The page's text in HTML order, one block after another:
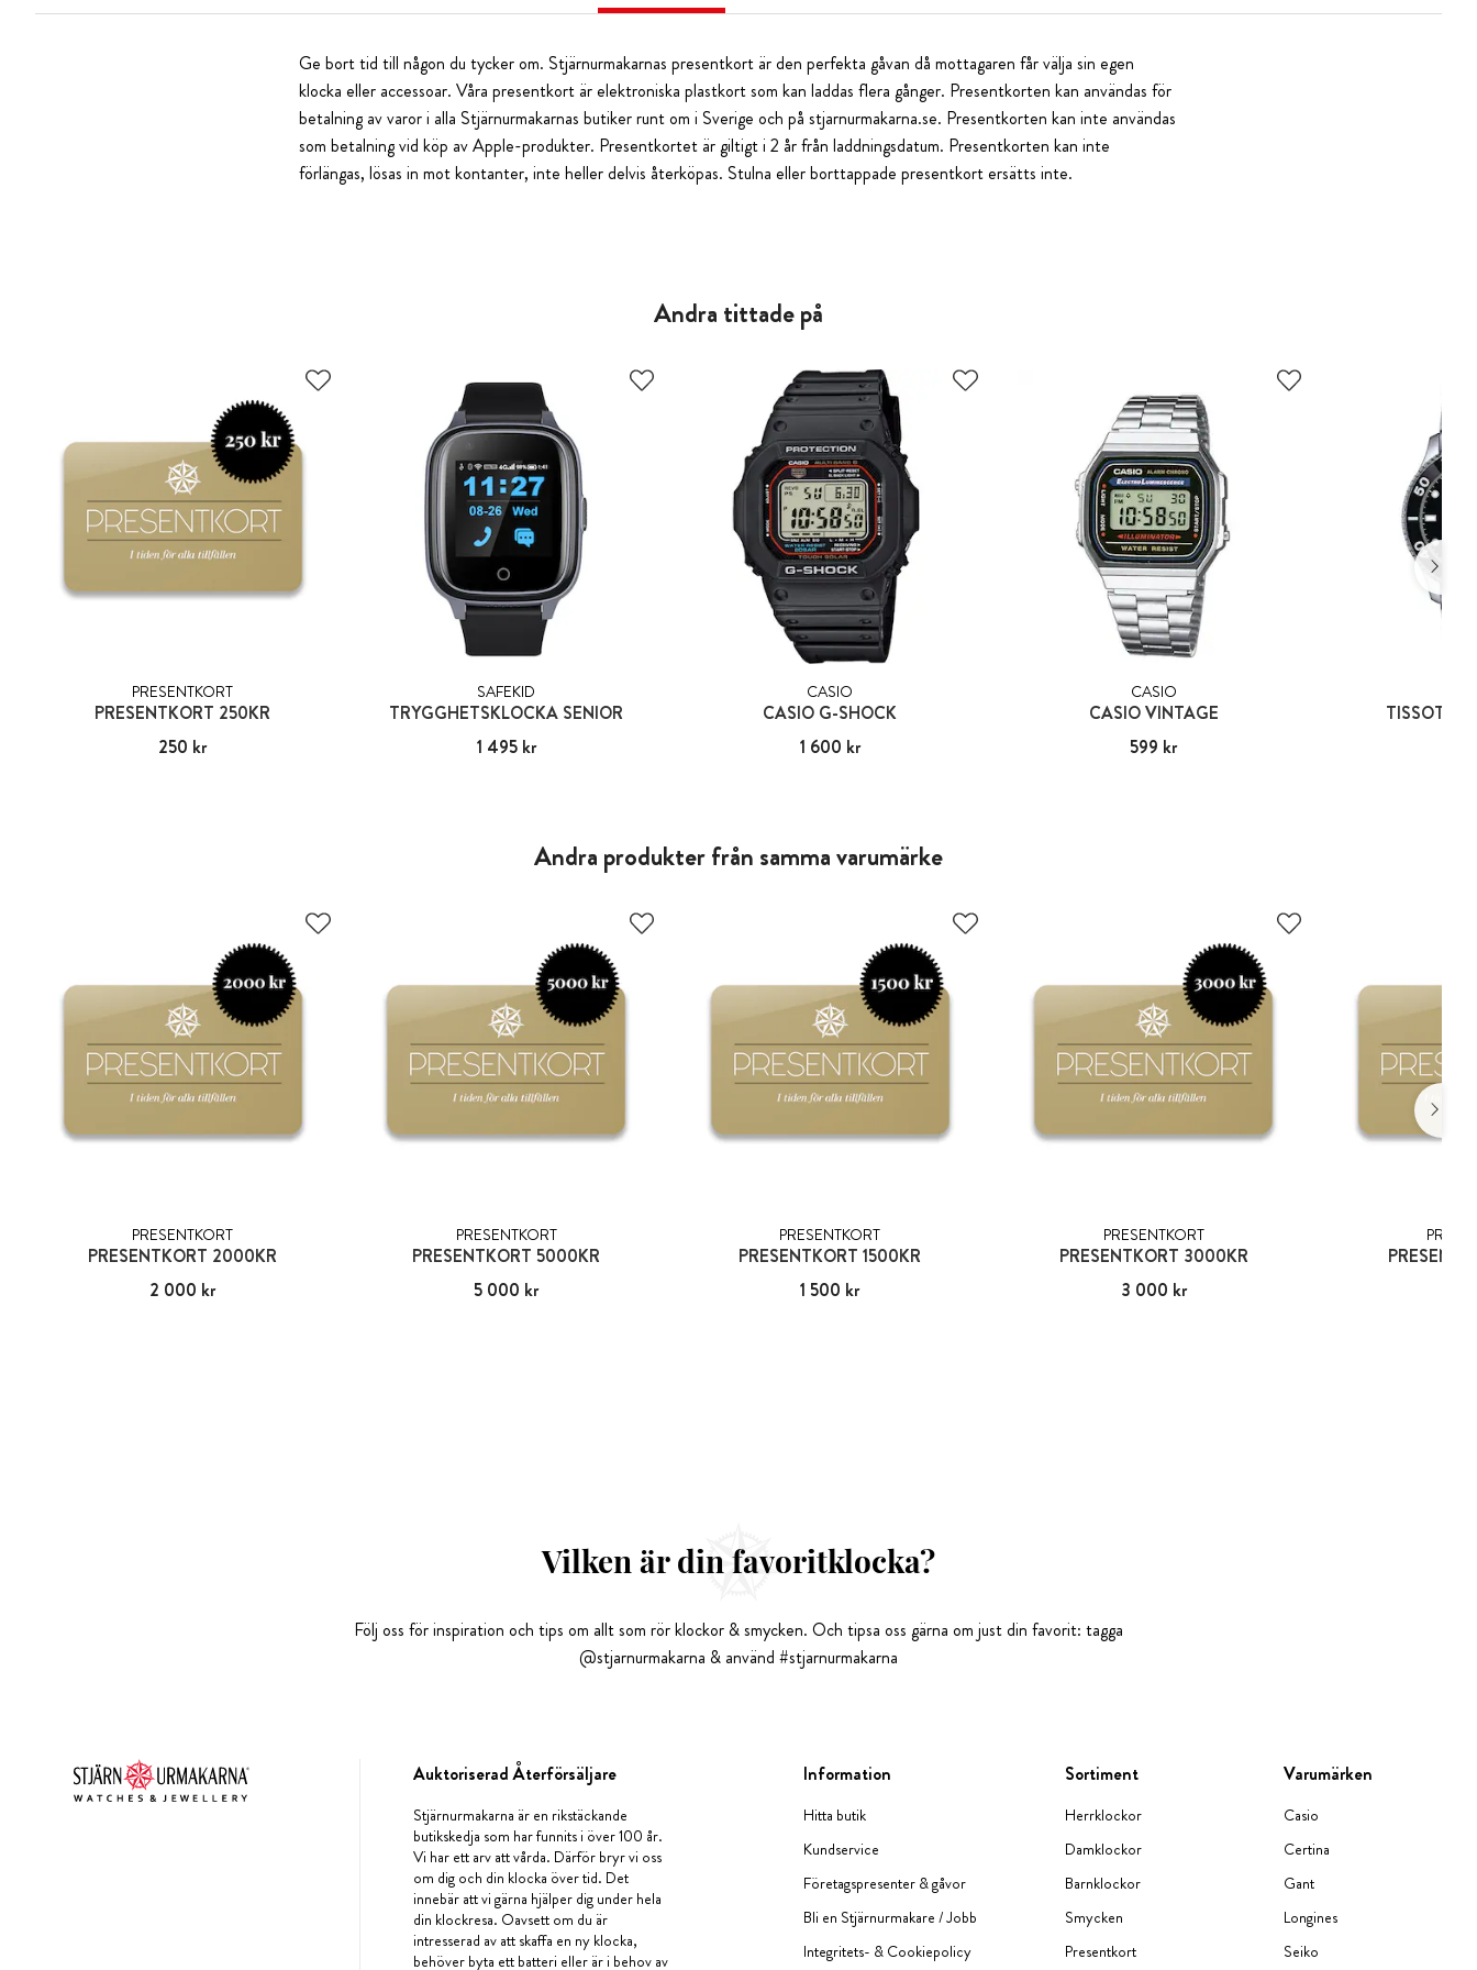
Ge bort tid till någon du tycker om. Stjärnurmakarnas presentkort är den perfekta gåvan då mottagaren får välja sin egen
klocka eller accessoar. Våra presentkort är elektroniska plastkort som kan laddas flera gånger. Presentkorten kan användas för
betalning av varor i alla Stjärnurmakarnas butiker runt om i Sverige och på stjarnurmakarna.se. Presentkorten kan inte användas
som betalning vid köp av Apple-produkter. Presentkortet är giltigt i 2 år från laddningsdatum. Presentkorten kan inte
förlängas, lösas in mot kontanter, inte heller delvis återköpas. Stulna eller borttappade presentkort ersätts inte.
Andra tittade på
PRESENTKORT
PRESENTKORT 250KR
Pris:250 kr
250 kr
SAFEKID
TRYGGHETSKLOCKA SENIOR
Pris :1 495 kr
1 495 kr
CASIO
CASIO G-SHOCK
Pris :1 600 kr
1 600 kr
CASIO
CASIO VINTAGE
Pris:599 kr
599 kr
TISSOT
Andra produkter från samma varumärke
PRESENTKORT
PRESENTKORT 2000KR
Pris :2 000 kr
2 000 kr
PRESENTKORT
PRESENTKORT 5000KR
Pris :5 000 kr
5 000 kr
PRESENTKORT
PRESENTKORT 1500KR
Pris :1 500 kr
1 500 kr
PRESENTKORT
PRESENTKORT 3000KR
Pris :3 000 kr
3 000 kr
Vilken är din favoritklocka?
Följ oss för inspiration och tips om allt som rör klockor & smycken. Och tipsa oss gärna om just din favorit: tagga
@stjarnurmakarna & använd #stjarnurmakarna
Auktoriserad Återförsäljare
Stjärnurmakarna är en rikstäckande
butikskedja som har funnits i över 100 år.
Vi har ett arv att vårda. Därför bryr vi oss
om dig och din klocka över tid. Det
innebär att vi gärna hjälper dig under hela
din klockresa. Oavsett om du är
intresserad av att skaffa en ny klocka,
behöver byta ett batteri eller är i behov av
Information
Hitta butik
Kundservice
Företagspresenter & gåvor
Bli en Stjärnurmakare / Jobb
Integritets- & Cookiepolicy
Sortiment
Herrklockor
Damklockor
Barnklockor
Smycken
Presentkort
Varumärken
Casio
Certina
Gant
Longines
Seiko